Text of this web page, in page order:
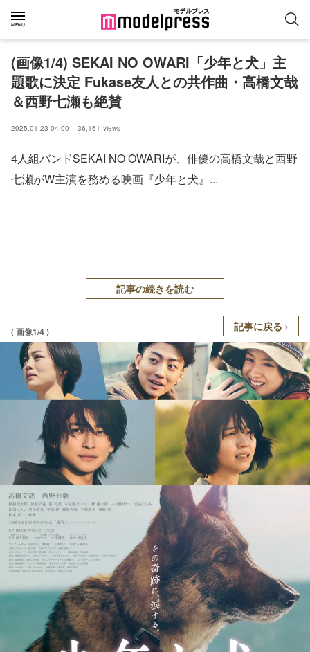
(画像1/4) SEKAI NO OWARI「少年と犬」主
題歌に決定 Fukase友人との共作曲・高橋文哉
＆西野七瀬も絶賛
2025.01.23 04:00 36,161 views
4人組バンドSEKAI NO OWARIが、俳優の高橋文哉と西野
七瀬がW主演を務める映画『少年と犬』...
記事の続きを読む
( 画像1/4 ) 記事に戻る